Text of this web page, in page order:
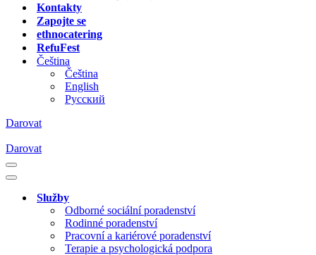
Kontakty
Zapojte se
ethnocatering
RefuFest
Čeština
Čeština
English
Русский
Darovat
Darovat
Navigační
menu
Navigační
Služby
Odborné sociální poradenství
Rodinné poradenství
Pracovní a kariérové poradenství
Terapie a psychologická podpora